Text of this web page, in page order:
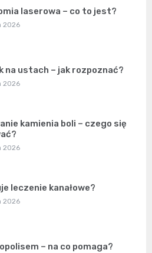
laserowa – co to jest?
2026
na ustach – jak rozpoznać?
2026
kamienia boli – czego się
2026
leczenie kanałowe?
2026
– na co pomaga?